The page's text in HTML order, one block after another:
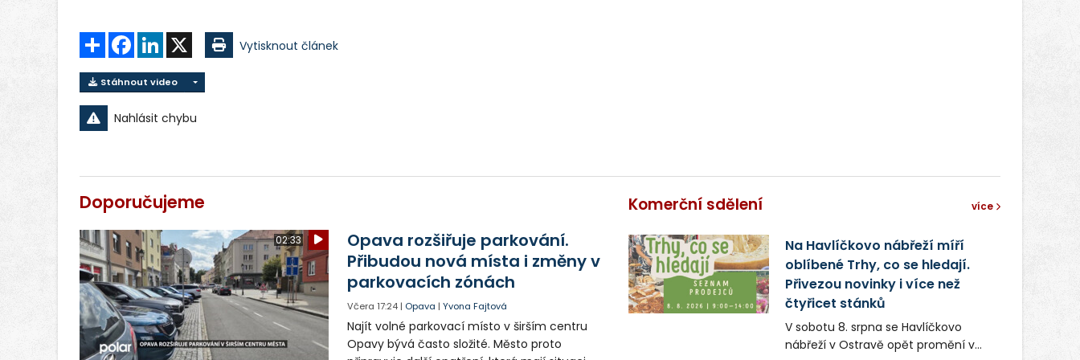
Sdílet FacebookLinkedIn Vytisknout článek
Stáhnout video
Nahlásit chybu
Doporučujeme
02:33
Opava rozšiřuje parkování.
Přibudou nová místa i změny v
parkovacích zónách
Včera 17:24 | Opava |Yvona Fajtová
Najít volné parkovací místo v širším centru
Opavy bývá často složité. Město proto
Komerční sdělení více
Na Havlíčkovo nábřeží míří
oblíbené Trhy, co se hledají.
Přivezou novinky i více než
čtyřicet stánků
V sobotu 8. srpna se Havlíčkovo
nábřeží v Ostravě opět promění v